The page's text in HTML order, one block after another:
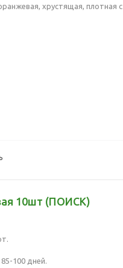
хрустящая, плотная с
10шт (ПОИСК)
100 дней.